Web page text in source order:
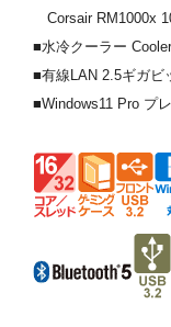
Corsair RM1000x
■水冷クーラー
■有線LAN 2.5ギガビ
■Windows11 Pro プ